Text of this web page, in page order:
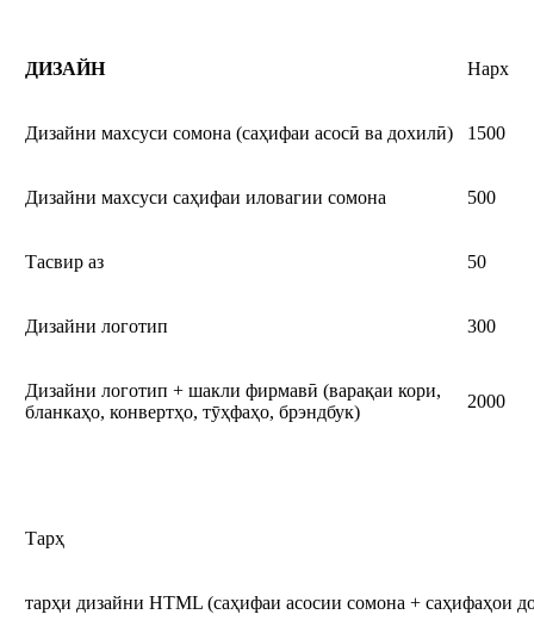
ДИЗАЙН Нарх
Дизайни махсуси сомона (саҳифаи асосӣ ва дохилӣ) 1500
Дизайни махсуси саҳифаи иловагии сомона 500
Тасвир аз 50
Дизайни логотип 300
Дизайни логотип + шакли фирмавӣ (варақаи кори,
бланкаҳо, конвертҳо, тӯҳфаҳо, брэндбук)
2000
Тарҳ
тарҳи дизайни HTML (саҳифаи асосии сомона + саҳифаҳои